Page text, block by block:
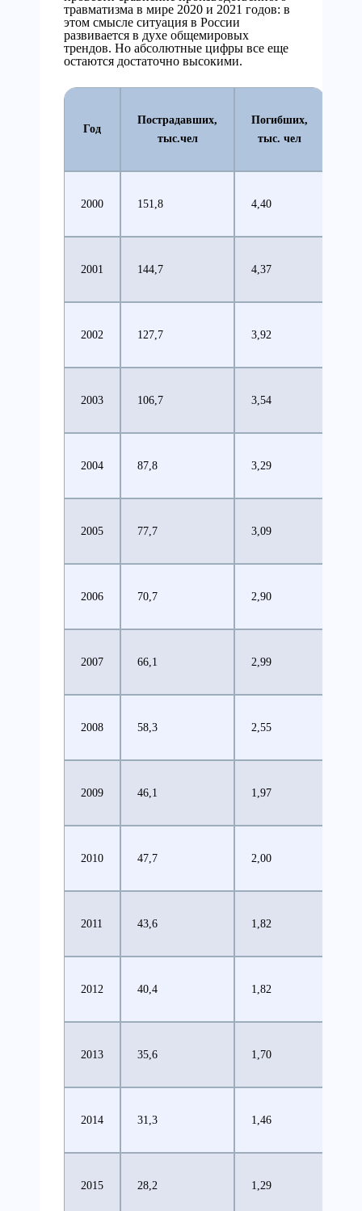
травматизма в мире 2020 и 2021 годов: в
этом смысле ситуация в России
развивается в духе общемировых
трендов. Но абсолютные цифры все еще
остаются достаточно высокими.
Год
Пострадавших,
тыс.чел
Погибших,
тыс. чел
2000 151,8 4,40
2001 144,7 4,37
2002 127,7 3,92
2003 106,7 3,54
2004 87,8 3,29
2005 77,7 3,09
2006 70,7 2,90
2007 66,1 2,99
2008 58,3 2,55
2009 46,1 1,97
2010 47,7 2,00
2011 43,6 1,82
2012 40,4 1,82
2013 35,6 1,70
2014 31,3 1,46
2015 28,2 1,29